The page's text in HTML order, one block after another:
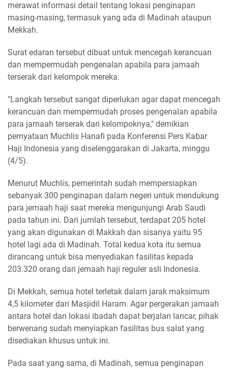
merawat informasi detail tentang lokasi penginapan
masing-masing, termasuk yang ada di Madinah ataupun
Mekkah.
Surat edaran tersebut dibuat untuk mencegah kerancuan
dan mempermudah pengenalan apabila para jamaah
terserak dari kelompok mereka.
"Langkah tersebut sangat diperlukan agar dapat mencegah
kerancuan dan mempermudah proses pengenalan apabila
para jamaah terserak dari kelompoknya," demikian
pernyataan Muchlis Hanafi pada Konferensi Pers Kabar
Haji Indonesia yang diselenggarakan di Jakarta, minggu
(4/5).
Menurut Muchlis, pemerintah sudah mempersiapkan
sebanyak 300 penginapan dalam negeri untuk mendukung
para jemaah haji saat mereka mengunjungi Arab Saudi
pada tahun ini. Dari jumlah tersebut, terdapat 205 hotel
yang akan digunakan di Makkah dan sisanya yaitu 95
hotel lagi ada di Madinah. Total kedua kota itu semua
dirancang untuk bisa menyediakan fasilitas kepada
203.320 orang dari jemaah haji reguler asli Indonesia.
Di Mekkah, semua hotel terletak dalam jarak maksimum
4,5 kilometer dari Masjidil Haram. Agar pergerakan jamaah
antara hotel dan lokasi ibadah dapat berjalan lancar, pihak
berwenang sudah menyiapkan fasilitas bus salat yang
disediakan khusus untuk ini.
Pada saat yang sama, di Madinah, semua penginapan